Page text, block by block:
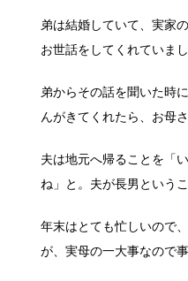
弟は結婚していて、実家
お世話をしてくれていまし
弟からその話を聞いた時
んがきてくれたら、お母
夫は地元へ帰ることを「
ね」と。夫が長男という
年末はとても忙しいので
が、実母の一大事なので